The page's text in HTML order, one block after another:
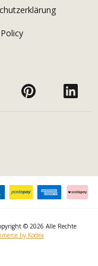
© 2026 Alle Rechte
by Kodea